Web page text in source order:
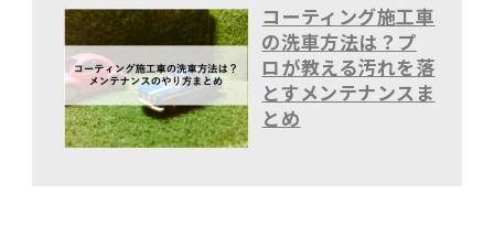
コーティング施工車
の洗車方法は？プ
ロが教える汚れを落
とすメンテナンスま
とめ